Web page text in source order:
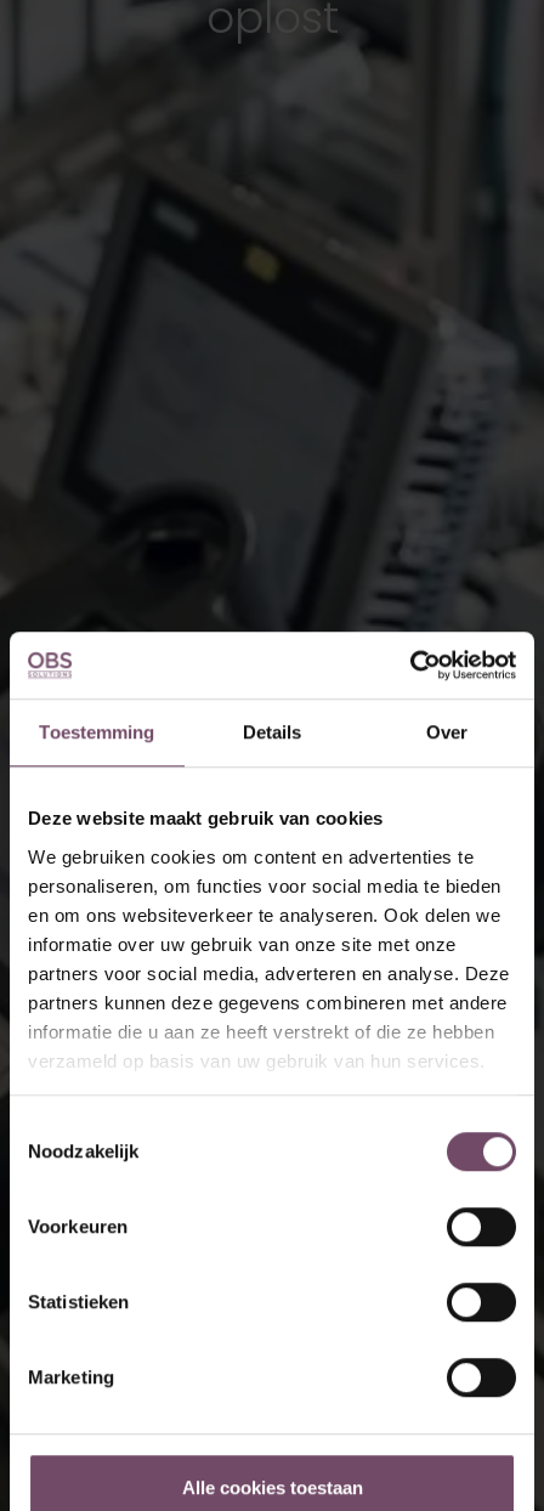
Toestemming Details Over
Deze website maakt gebruik van cookies
We gebruiken cookies om content en advertenties te
personaliseren, om functies voor social media te bieden
en om ons websiteverkeer te analyseren. Ook delen we
informatie over uw gebruik van onze site met onze
partners voor social media, adverteren en analyse. Deze
partners kunnen deze gegevens combineren met andere
informatie die u aan ze heeft verstrekt of die ze hebben
verzameld op basis van uw gebruik van hun services.
Noodzakelijk
Voorkeuren
Statistieken
Marketing
Alle cookies toestaan
oplost